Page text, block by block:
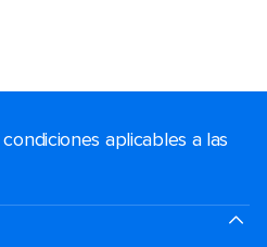
aplicables a las